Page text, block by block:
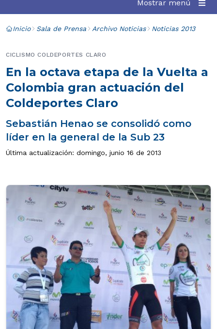
Mostrar menú
Inicio Sala de Prensa Archivo Noticias Noticias 2013
En la octava etapa de la Vuelta a
Colombia gran actuación del
Coldeportes Claro
Sebastián Henao se consolidó como
líder en la general de la Sub 23
CICLISMO COLDEPORTES CLARO
Última actualización: domingo, junio 16 de 2013